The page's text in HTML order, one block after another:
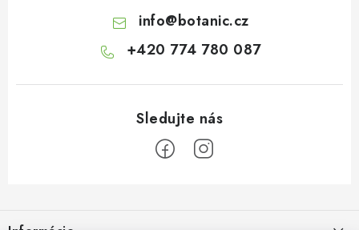
info@botanic.cz
+420 774 780 087